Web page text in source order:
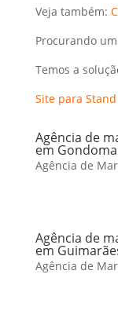
Veja também:
Procurando
Temos a
Site para
Agência de
em
Agência de
Agência de
em
Agência de